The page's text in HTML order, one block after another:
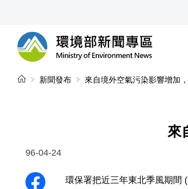
環境部新聞專區
新聞發布 來自境外空氣污染影響增加
來
96-04-24
環保署把近三年東北季風期間